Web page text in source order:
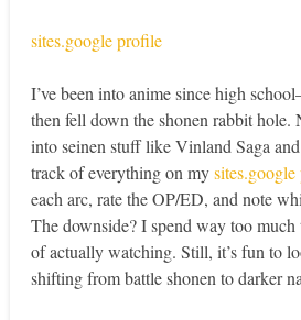
sites.google profile
I’ve been into anime since high
then fell down the shonen rabbit hole.
into seinen stuff like Vinland Saga
track of everything on my
each arc, rate the OP/ED, and note
The downside? I spend way too
of actually watching. Still, it’s fun to
shifting from battle shonen to darker